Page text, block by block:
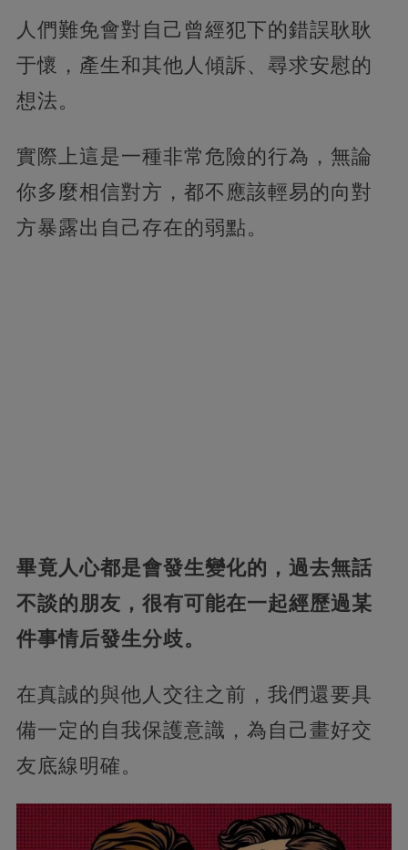
人們難免會對自己曾經犯下的錯誤耿耿
于懷，產生和其他人傾訴、尋求安慰的
想法。
實際上這是一種非常危險的行為，無論
你多麼相信對方，都不應該輕易的向對
方暴露出自己存在的弱點。
畢竟人心都是會發生變化的，過去無話
不談的朋友，很有可能在一起經歷過某
件事情后發生分歧。
在真誠的與他人交往之前，我們還要具
備一定的自我保護意識，為自己畫好交
友底線明確。